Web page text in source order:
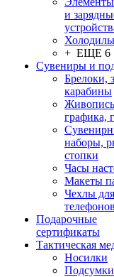
и
+ ЕЩЕ 6
Сувениры и
Брелоки,
карабины
графика,
наборы,
стопки
Часы
Макеты
Чехлы для
телефонов
Подарочные
сертификаты
Тактическая
Носилки
Подсумки